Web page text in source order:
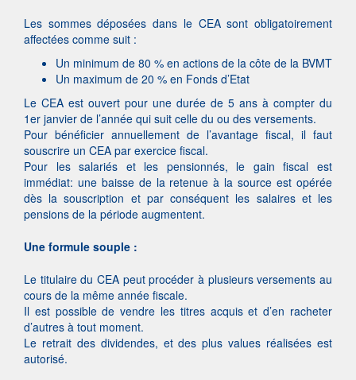
Les sommes déposées dans le CEA sont obligatoirement
affectées comme suit :
Un minimum de 80 % en actions de la côte de la BVMT
Un maximum de 20 % en Fonds d’Etat
Le CEA est ouvert pour une durée de 5 ans à compter du
1er janvier de l’année qui suit celle du ou des versements.
Pour bénéficier annuellement de l’avantage fiscal, il faut
souscrire un CEA par exercice fiscal.
Pour les salariés et les pensionnés, le gain fiscal est
immédiat: une baisse de la retenue à la source est opérée
dès la souscription et par conséquent les salaires et les
pensions de la période augmentent.
Une formule souple :
Le titulaire du CEA peut procéder à plusieurs versements au
cours de la même année fiscale.
Il est possible de vendre les titres acquis et d’en racheter
d’autres à tout moment.
Le retrait des dividendes, et des plus values réalisées est
autorisé.